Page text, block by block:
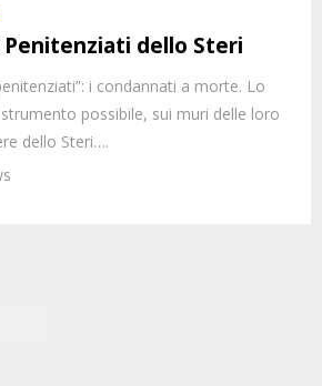
dello Steri
i condannati a morte. Lo
possibile, sui muri delle loro
dello Steri….